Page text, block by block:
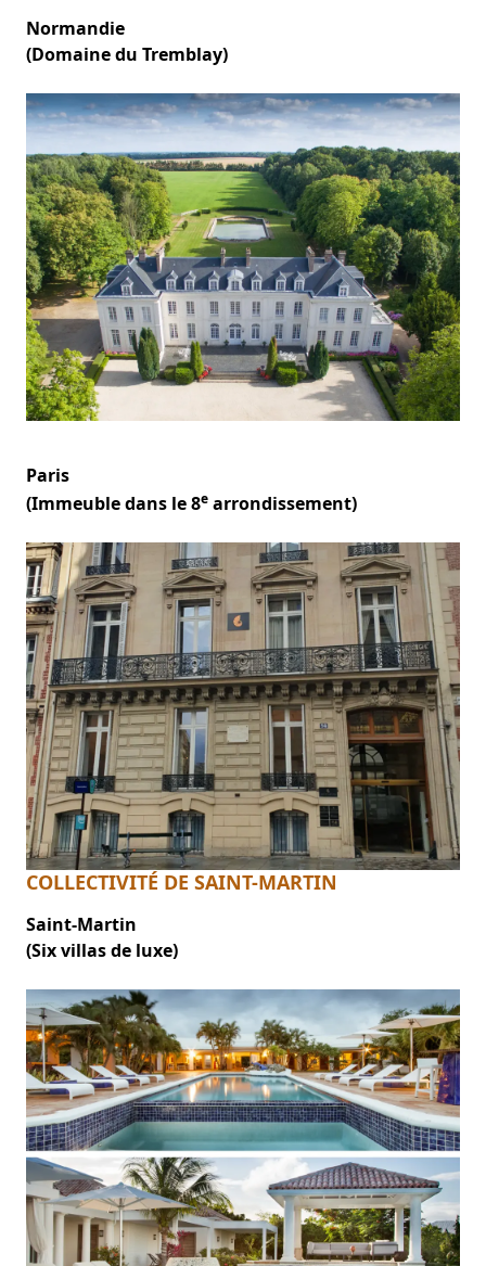
Normandie
(Domaine du Tremblay)
Paris
(Immeuble dans le 8e arrondissement)
COLLECTIVITÉ DE SAINT-MARTIN
Saint-Martin
(Six villas de luxe)